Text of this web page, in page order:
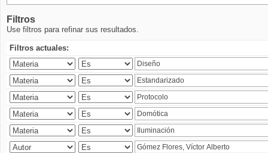
Filtros
Use filtros para refinar sus resultados.
Filtros actuales: